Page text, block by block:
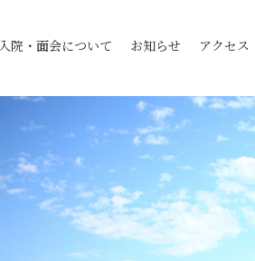
入院・面会について お知らせ アクセス